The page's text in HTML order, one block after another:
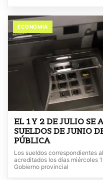
ECONOMIA
EL 1 Y 2 DE JULIO SE
SUELDOS DE JUNIO
PÚBLICA
Los sueldos correspondientes
acreditados los días miércoles
Gobierno provincial